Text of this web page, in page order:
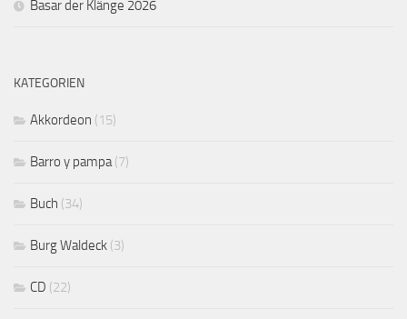
Basar der Klänge 2026
KATEGORIEN
Akkordeon (15)
Barro y pampa (7)
Buch (34)
Burg Waldeck (3)
CD (22)